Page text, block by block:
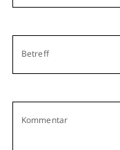
Betreff
Kommentar